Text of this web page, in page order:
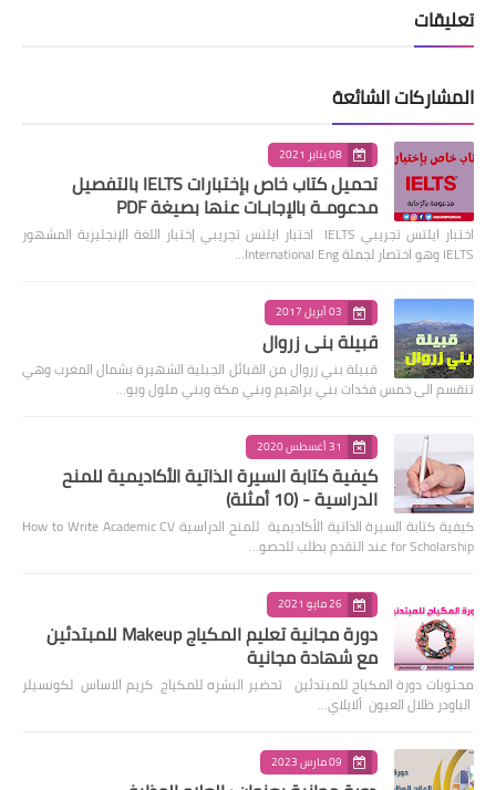
تعليقات
المشاركات الشائعة
08 يناير 2021
تحميل كتاب خاص بإختبارات IELTS بالتفصيل
مدعومـة بالإجابـات عنها بصيغة PDF
اختبار ايلتس تجريبي IELTS اختبار ايلتس تجريبي إختبار اللغة الإنجليزية المشهور
IELTS وهو اختصار لجملة International Eng…
03 أبريل 2017
قبيلة بني زروال
قبيلة بني زروال من القبائل الجبلية الشهيرة بشمال المغرب وهي
تنقسم الى خمس فخدات بني براهيم وبني مكة وبني ملول وبو…
31 أغسطس 2020
كيفية كتابة السيرة الذاتية الأكاديمية للمنح
الدراسية - (10 أمثلة)
كيفية كتابة السيرة الذاتية الأكاديمية للمنح الدراسية How to Write Academic CV
for Scholarship عند التقدم بطلب للحصو…
26 مايو 2021
دورة مجانية تعليم المكياج Makeup للمبتدئين
مع شهادة مجانية
محتويات دورة المكياج للمبتدئين تحضير البشره للمكياج كريم الاساس لكونسيلر
الباودر ظلال العيون ألايلاي…
09 مارس 2023